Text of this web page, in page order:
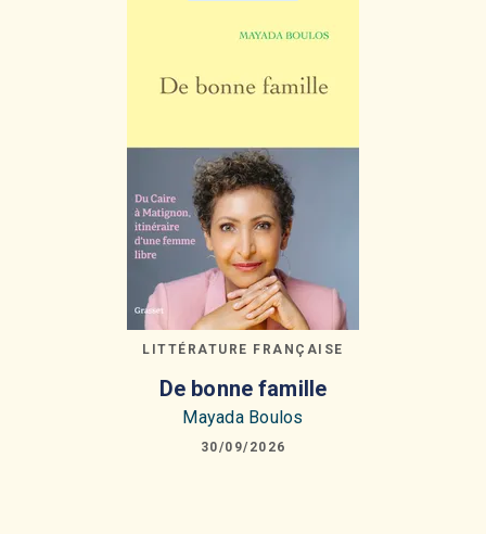
LITTÉRATURE FRANÇAISE
De bonne famille
Mayada Boulos
30/09/2026